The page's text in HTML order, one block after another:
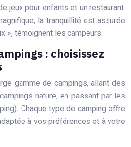
jeux pour enfants et un restaurant.
la tranquillité est assurée
», témoignent les campeurs.
: choisissez
gamme de campings, allant des
nature, en passant par les
Chaque type de camping offre
à vos préférences et à votre